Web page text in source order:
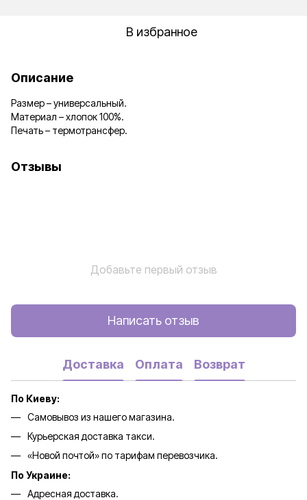
В избранное
Описание
Размер – универсальный.
Материал – хлопок 100%.
Печать – термотрансфер.
Отзывы
Добавьте первый отзыв
Написать отзыв
Доставка Оплата Возврат
По Киеву:
Самовывоз из нашего магазина.
Курьерская доставка такси.
«Новой почтой» по тарифам перевозчика.
По Украине:
Адресная доставка.